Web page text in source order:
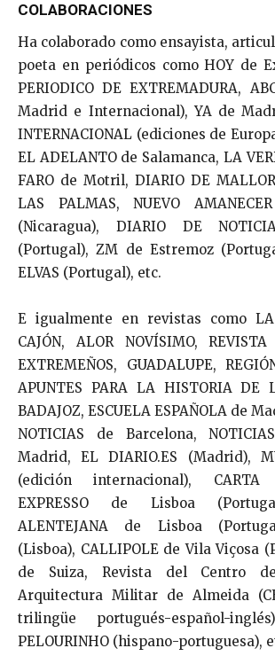
COLABORACIONES
Ha colaborado como ensayista,
poeta en periódicos como HOY de
PERIODICO DE EXTREMADURA,
Madrid e Internacional), YA de
INTERNACIONAL (ediciones de
EL ADELANTO de Salamanca, LA
FARO de Motril, DIARIO DE
LAS PALMAS, NUEVO
(Nicaragua), DIARIO DE
(Portugal), ZM de Estremoz
ELVAS (Portugal), etc.
E igualmente en revistas como
CAJÓN, ALOR NOVÍSIMO,
EXTREMEÑOS, GUADALUPE,
APUNTES PARA LA HISTORIA DE
BADAJOZ, ESCUELA ESPAÑOLA de
NOTICIAS de Barcelona,
Madrid, EL DIARIO.ES (Madrid),
(edición internacional), CARTA
EXPRESSO de Lisboa
ALENTEJANA de Lisboa
(Lisboa), CALLIPOLE de Vila Viçosa
de Suiza, Revista del Centro
Arquitectura Militar de Almeida
trilingüe portugués-español-
PELOURINHO (hispano-portuguesa),